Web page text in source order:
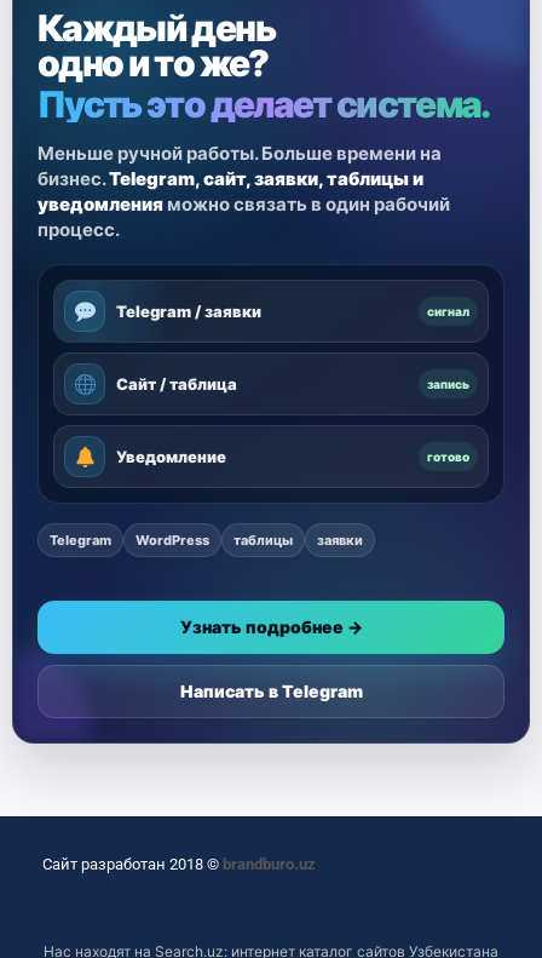
Каждый день
одно и то же?
Пусть это делает система.
Меньше ручной работы. Больше времени на
бизнес.Telegram, сайт, заявки, таблицы и
уведомления можно связать в один рабочий
процесс.
Telegram / заявки сигнал
Сайт / таблица запись
Уведомление готово
Telegram WordPress таблицы заявки
Узнать подробнее →
Написать в Telegram
Сайт разработан 2018 © brandburo.uz
Нас находят на Search.uz: интернет каталог сайтов Узбекистана